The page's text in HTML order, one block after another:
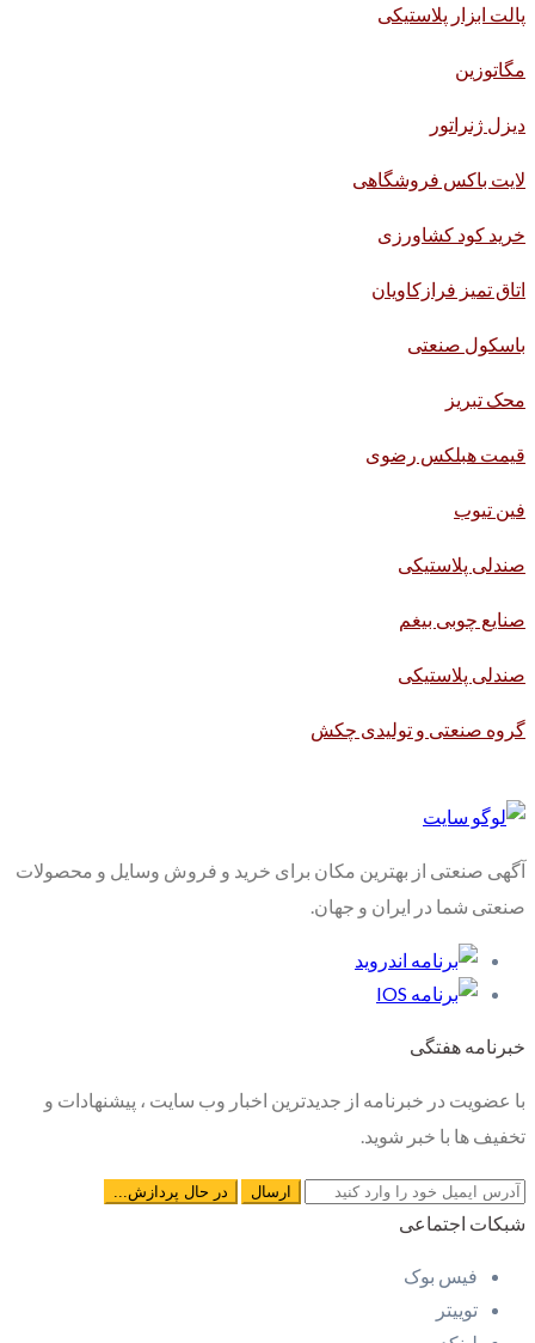
پالت ابزار پلاستیکی
مگاتوزین
دیزل ژنراتور
لایت باکس فروشگاهی
خرید کود کشاورزی
اتاق تمیز فرازکاویان
باسکول صنعتی
محک تبریز
قیمت هبلکس رضوی
فین تیوب
صندلی پلاستیکی
صنایع چوبی بیغم
صندلی پلاستیکی
گروه صنعتی و تولیدی چکش
آگهی صنعتی از بهترین مکان برای خرید و فروش وسایل و محصولات
صنعتی شما در ایران و جهان.
خبرنامه هفتگی
با عضویت در خبرنامه از جدیدترین اخبار وب سایت ، پیشنهادات و
تخفیف ها با خبر شوید.
شبکات اجتماعی
فیس بوک
توییتر